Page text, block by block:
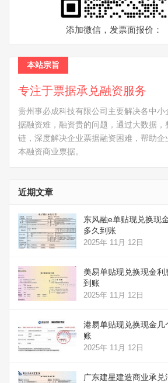
添加微信，发票面报价：
本站宗旨
专注于票据承兑融资服务
贵州事必成科技有限公司主要解决各中小
据融资难，融资贵的问题，通过大数据，
链，深度解决企业票据融资困难，帮助企
本融资商业票据。
近期文章
东风融e单贴现兑换现
多久到账
2025年 11月 12日
美易单贴现兑换现金利
到账
2025年 11月 12日
港易单贴现兑换现金几
账
2025年 11月 12日
广东建星建造商业承兑